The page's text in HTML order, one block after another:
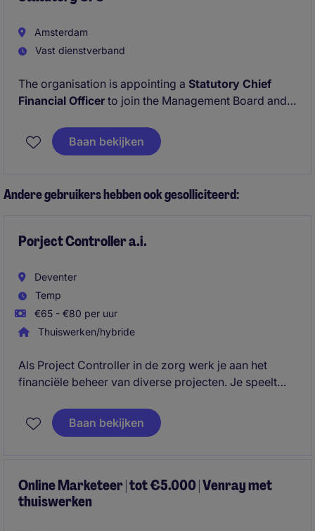
Amsterdam
Vast dienstverband
The organisation is appointing a Statutory Chief
Financial Officer to join the Management Board and
This role follows an internal leadership transition and
complexity.
Baan bekijken
Andere gebruikers hebben ook gesolliciteerd:
Porject Controller a.i.
Deventer
Temp
€65 - €80 per uur
Thuiswerken/hybride
Als Project Controller in de zorg werk je aan het
financiële beheer van diverse projecten. Je speelt
ondersteunen van besluitvorming.
Baan bekijken
Online Marketeer | tot €5.000 | Venray met
thuiswerken